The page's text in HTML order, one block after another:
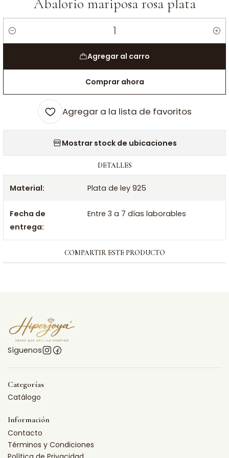
Abalorio mariposa rosa plata
Cantidad
Agregar al carro
Comprar ahora
Agregar a la lista de favoritos
Mostrar stock de ubicaciones
DETALLES
Material: Plata de ley 925
Fecha de
entrega:
Entre 3 a 7 días laborables
COMPARTIR ESTE PRODUCTO
Síguenos
Categorías
Catálogo
Información
Contacto
Términos y Condiciones